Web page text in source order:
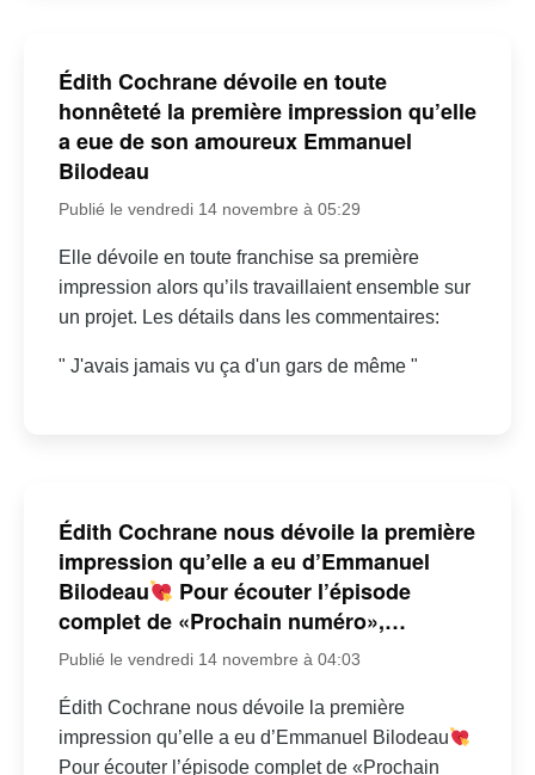
Édith Cochrane dévoile en toute
honnêteté la première impression qu’elle
a eue de son amoureux Emmanuel
Bilodeau
Publié le vendredi 14 novembre à 05:29
Elle dévoile en toute franchise sa première
impression alors qu’ils travaillaient ensemble sur
un projet. Les détails dans les commentaires:
" J'avais jamais vu ça d'un gars de même "
Édith Cochrane nous dévoile la première
impression qu’elle a eu d’Emmanuel
Bilodeau
Pour écouter l’épisode
complet de «Prochain numéro»,…
Publié le vendredi 14 novembre à 04:03
Édith Cochrane nous dévoile la première
impression qu’elle a eu d’Emmanuel Bilodeau
Pour écouter l’épisode complet de «Prochain